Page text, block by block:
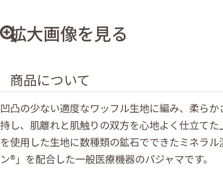
拡大画像を見る
商品について
凹凸の少ない適度なワッフル生地に編み、柔ら
持し、肌離れと肌触りの双方を心地よく仕立て
を使用した生地に数種類の鉱石でできたミネラ
ン®」を配合した一般医療機器のパジャマです。